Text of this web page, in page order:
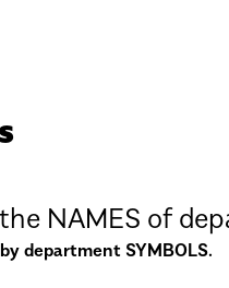
NAMES of
department SYMBOLS.